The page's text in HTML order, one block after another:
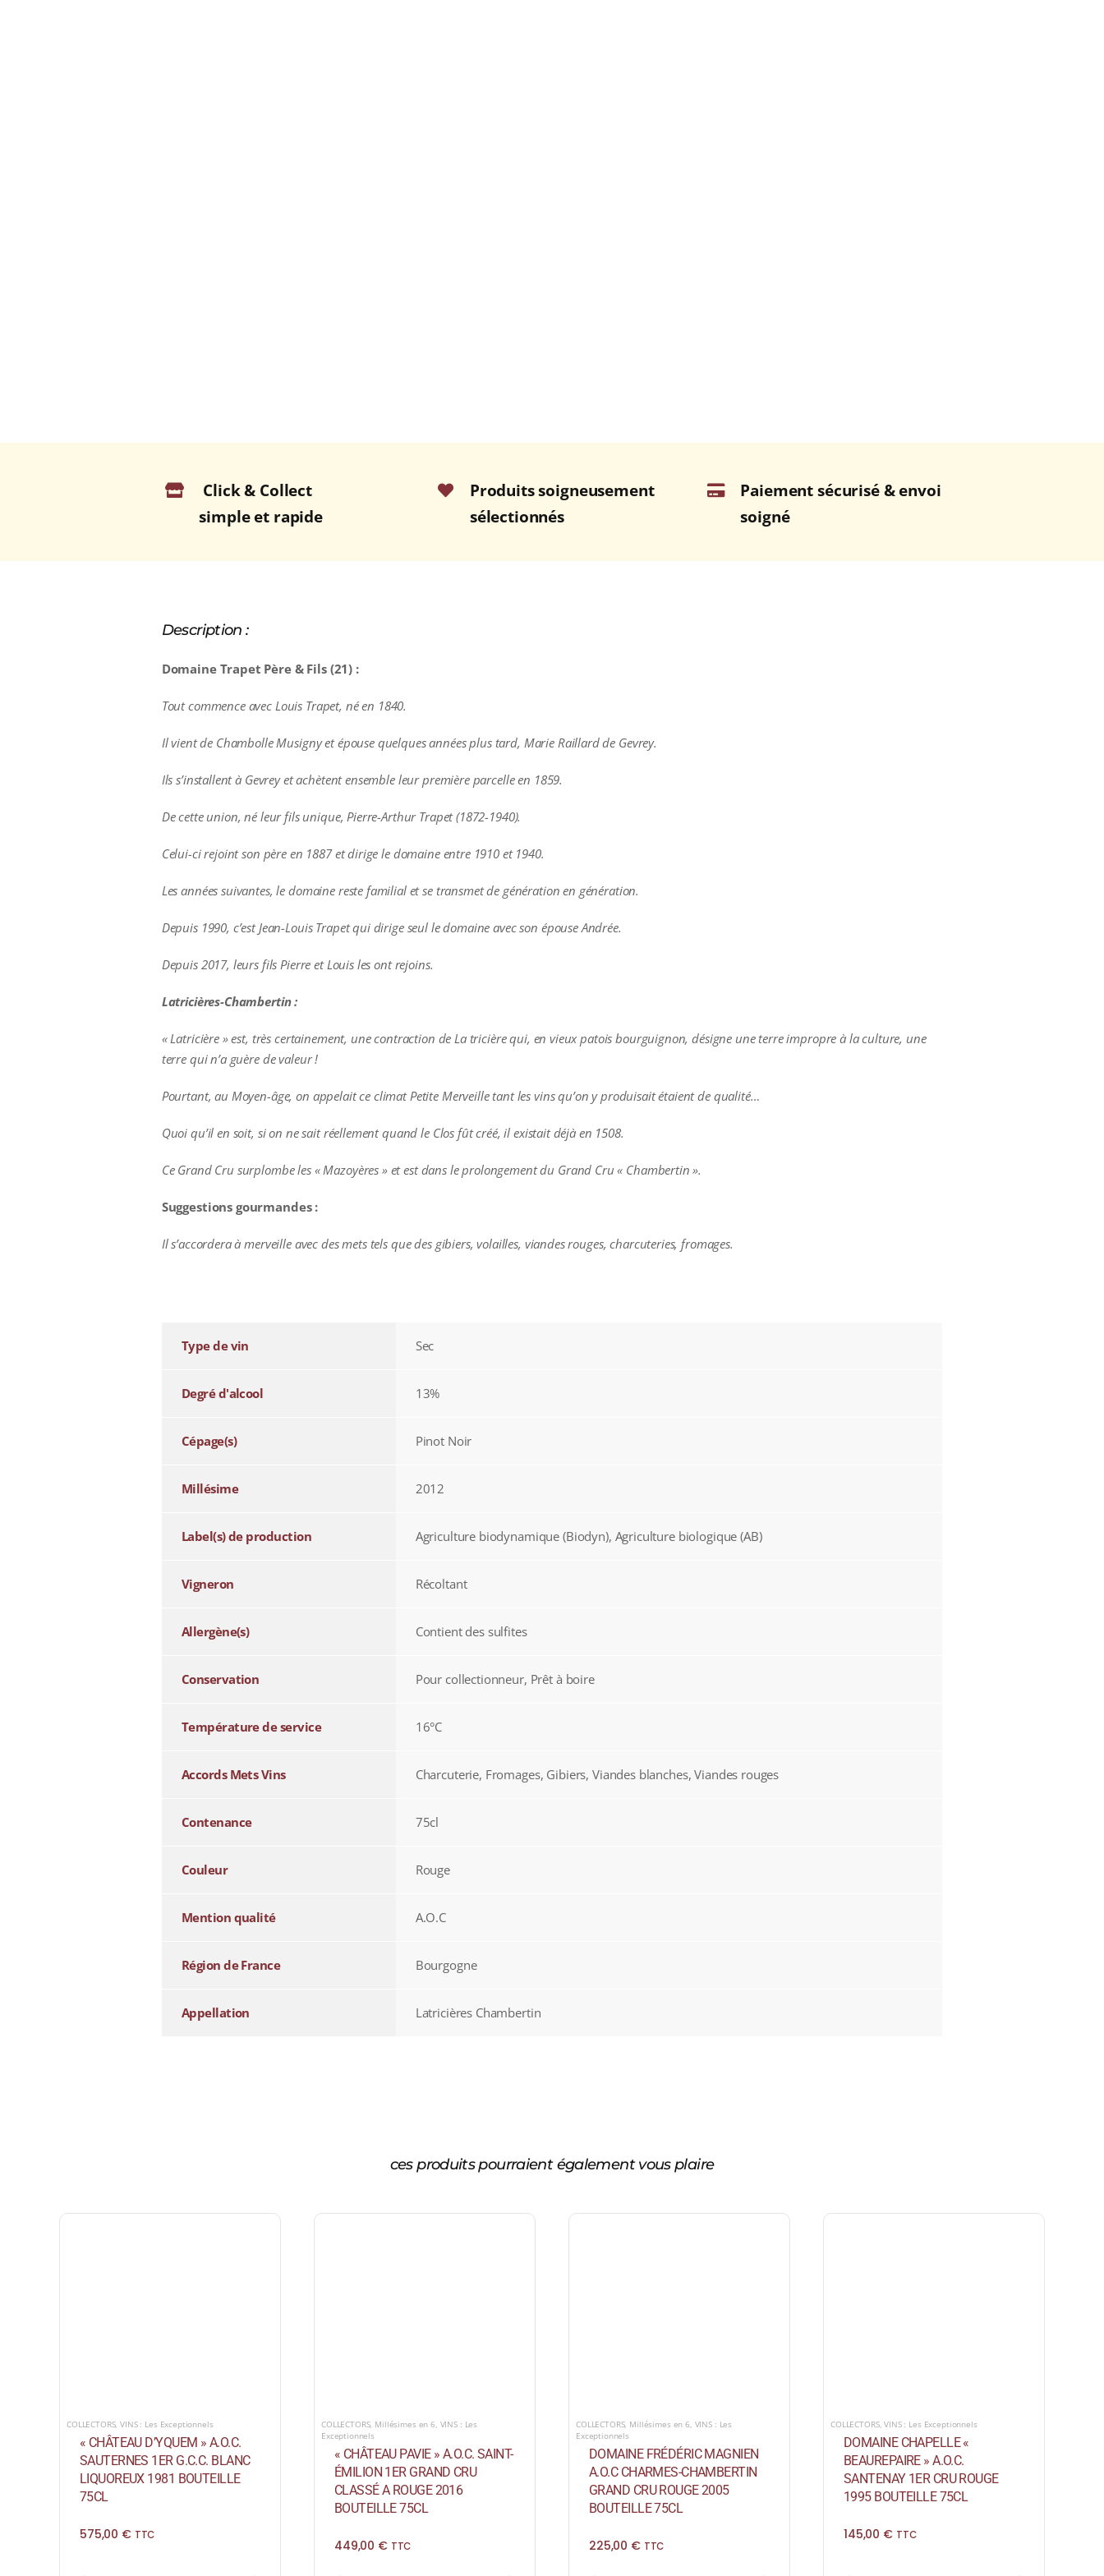
Click & Collect
simple et rapide
Produits soigneusement
sélectionnés
Paiement sécurisé & envoi
soigné
Description :
Domaine Trapet Père & Fils (21) :
Tout commence avec Louis Trapet, né en 1840.
Il vient de Chambolle Musigny et épouse quelques années plus tard, Marie Raillard de Gevrey.
Ils s’installent à Gevrey et achètent ensemble leur première parcelle en 1859.
De cette union, né leur fils unique, Pierre-Arthur Trapet (1872-1940).
Celui-ci rejoint son père en 1887 et dirige le domaine entre 1910 et 1940.
Les années suivantes, le domaine reste familial et se transmet de génération en génération.
Depuis 1990, c’est Jean-Louis Trapet qui dirige seul le domaine avec son épouse Andrée.
Depuis 2017, leurs fils Pierre et Louis les ont rejoins.
Latricières-Chambertin :
« Latricière » est, très certainement, une contraction de La tricière qui, en vieux patois bourguignon, désigne une terre impropre à la culture, une
terre qui n’a guère de valeur !
Pourtant, au Moyen-âge, on appelait ce climat Petite Merveille tant les vins qu’on y produisait étaient de qualité…
Quoi qu’il en soit, si on ne sait réellement quand le Clos fût créé, il existait déjà en 1508.
Ce Grand Cru surplombe les « Mazoyères » et est dans le prolongement du Grand Cru « Chambertin ».
Suggestions gourmandes :
Il s’accordera à merveille avec des mets tels que des gibiers, volailles, viandes rouges, charcuteries, fromages.
Type de vin Sec
Degré d'alcool 13%
Cépage(s) Pinot Noir
Millésime 2012
Label(s) de production Agriculture biodynamique (Biodyn), Agriculture biologique (AB)
Vigneron Récoltant
Allergène(s) Contient des sulfites
Conservation Pour collectionneur, Prêt à boire
Température de service 16°C
Accords Mets Vins Charcuterie, Fromages, Gibiers, Viandes blanches, Viandes rouges
Contenance 75cl
Couleur Rouge
Mention qualité A.O.C
Région de France Bourgogne
Appellation Latricières Chambertin
ces produits pourraient également vous plaire
COLLECTORS,VINS : Les Exceptionnels
« CHÂTEAU D’YQUEM » A.O.C.
SAUTERNES 1ER G.C.C. BLANC
LIQUOREUX 1981 BOUTEILLE
75CL
575,00 € TTC
COLLECTORS, Millésimes en 6, VINS : Les
Exceptionnels
« CHÂTEAU PAVIE » A.O.C. SAINT-
ÉMILION 1ER GRAND CRU
CLASSÉ A ROUGE 2016
BOUTEILLE 75CL
449,00 € TTC
COLLECTORS, Millésimes en 6, VINS : Les
Exceptionnels
DOMAINE FRÉDÉRIC MAGNIEN
A.O.C CHARMES-CHAMBERTIN
GRAND CRU ROUGE 2005
BOUTEILLE 75CL
225,00 € TTC
COLLECTORS,VINS : Les Exceptionnels
DOMAINE CHAPELLE «
BEAUREPAIRE » A.O.C.
SANTENAY 1ER CRU ROUGE
1995 BOUTEILLE 75CL
145,00 € TTC